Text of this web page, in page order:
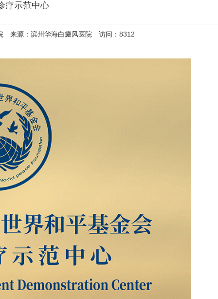
疗示范中心
来源：滨州华海白癜风医院 访问：8312